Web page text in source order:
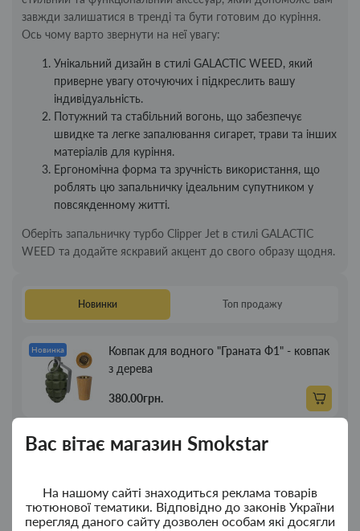
Вас вітає магазин Smokstar
На нашому сайті знаходиться реклама товарів
тютюнової тематики. Відповідно до законів України
перегляд даного сайту дозволен особам які досягли
завжди залишатися в тренді та бути готовим до куріння.
Ось чому варто звернути на неї увагу:
Унікальний дизайн в стилі GALACTIC WEED, який
приверне увагу оточуючих і підкреслить вашу
індивідуальність.
Потужний та стабільний вогонь, що забезпечує
швидке та легке запалювання сигарет, трави та інших
матеріалів для куріння.
Ергономічна форма та зручність використання, що
роблять цю запальничку ідеальним супутником у
повсякденному житті.
Оберіть запальничку турбо Clipper Jet в стилі GALACTIC
WEED та додайте яскравий акцент до свого образу щодня.
Новинки Топ продажу
Новинка
Ковпак для водного "Граната Ф1" - ковпак
з дерева
380.00грн.
Новинка
Ковпак для водного "Граната Ф1" - ковпак
350.00грн.